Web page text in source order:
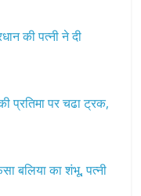
की पत्नी ने दी
प्रतिमा पर चढा ट्रक,
बलिया का शंभू, पत्नी